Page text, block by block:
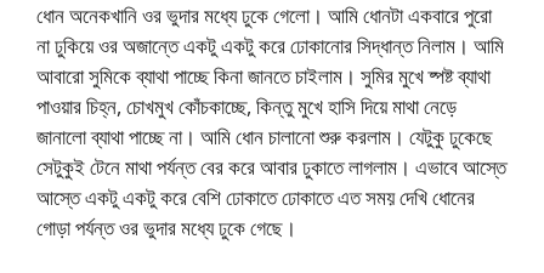
ধোন অনেকখানি ওর ভুদার মধ্যে ঢুকে গেলো। আমি ধোনটা একবারে পুরো
না ঢুকিয়ে ওর অজান্তে একটু একটু করে ঢোকানোর সিদ্ধান্ত নিলাম। আমি
আবারো সুমিকে ব্যাথা পাচ্ছে কিনা জানতে চাইলাম। সুমির মুখে ষ্পষ্ট ব্যাথা
পাওয়ার চিহ্ন, চোখমুখ কোঁচকাচ্ছে, কিন্তু মুখে হাসি দিয়ে মাথা নেড়ে
জানালো ব্যাথা পাচ্ছে না। আমি ধোন চালানো শুরু করলাম। যেটুকু ঢুকেছে
সেটুকুই টেনে মাথা পর্যন্ত বের করে আবার ঢুকাতে লাগলাম। এভাবে আস্তে
আস্তে একটু একটু করে বেশি ঢোকাতে ঢোকাতে এত সময় দেখি ধোনের
গোড়া পর্যন্ত ওর ভুদার মধ্যে ঢুকে গেছে।